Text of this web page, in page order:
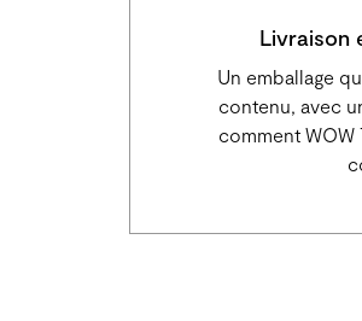
Livraison
Un emballage
contenu, avec
comment